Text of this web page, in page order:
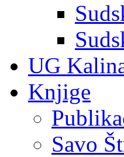
UG
Knjige
Savo